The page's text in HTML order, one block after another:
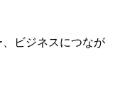
ビジネスにつなが